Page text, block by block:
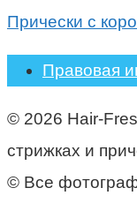
Прически с
Правовая
© 2026 Hair-
стрижках и
© Все